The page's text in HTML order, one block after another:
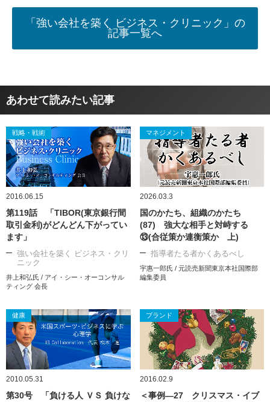
「強い会社を築く ビジネス・クリニック」の
記事一覧へ
あわせて読みたい記事
戦略・戦術
2016.06.15
第119話 「TIBOR(東京銀行間
取引金利)がどんどん下がってい
ます」
強い会社を築く ビジネス・クリ
ニック
井上和弘氏 / アイ・シー・オーコンサル
ティング 会長
マネジメント
2026.03.3
国のかたち、組織のかたち
(87) 強大な相手と対峙する
⑬(合従策か連衡策か 上)
指導者たる者かくあるべし
宇惠一郎氏 / 元読売新聞東京本社国際部
編集委員
健康
2010.05.31
第30号 「負ける人 ＶＳ 負けな
ブランド
2016.02.9
＜事例―27 クリスマス・イブ